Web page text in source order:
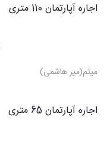
اجاره آپارتمان 110 متری
میثم(میر هاشمی)
اجاره آپارتمان 65 متری